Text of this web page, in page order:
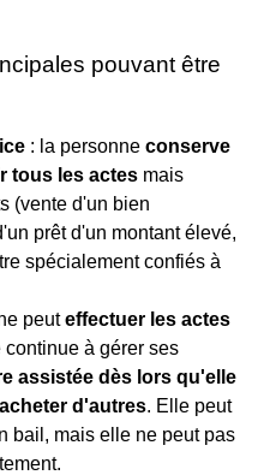
pouvant être
: la personne conserve
tous les actes mais
(vente d'un bien
prêt d'un montant élevé,
spécialement confiés à
peuteffectuer les actes
continue à gérer ses
assistée dès lors qu'elle
d'autres. Elle peut
bail, mais elle ne peut pas